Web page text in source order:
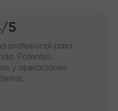
5
profesional para
Potentes
y operaciones